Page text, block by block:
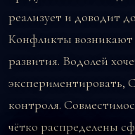
реализует и доводит
Конфликты возникают
развития. Водолей
экспериментировать,
контроля.
чётко распределены